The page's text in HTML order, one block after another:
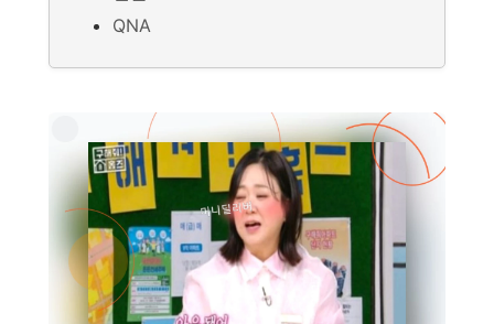
QNA